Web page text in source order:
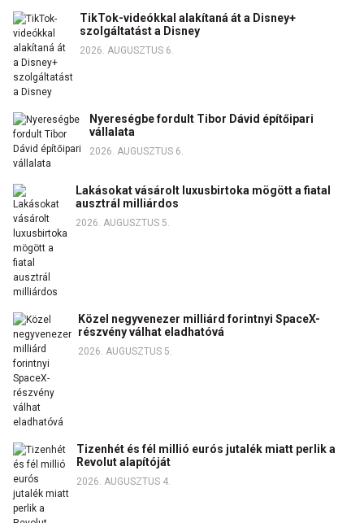
TikTok-videókkal alakítaná át a Disney+
szolgáltatást a Disney
2026. AUGUSZTUS 6.
Nyereségbe fordult Tibor Dávid építőipari
vállalata
2026. AUGUSZTUS 6.
Lakásokat vásárolt luxusbirtoka mögött a fiatal
ausztrál milliárdos
2026. AUGUSZTUS 5.
Közel negyvenezer milliárd forintnyi SpaceX-
részvény válhat eladhatóvá
2026. AUGUSZTUS 5.
Tizenhét és fél millió eurós jutalék miatt perlik a
Revolut alapítóját
2026. AUGUSZTUS 4.